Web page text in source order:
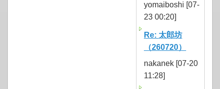
yomaiboshi [07-
23 00:20]
Re: 太郎坊
（260720）
nakanek [07-20
11:28]